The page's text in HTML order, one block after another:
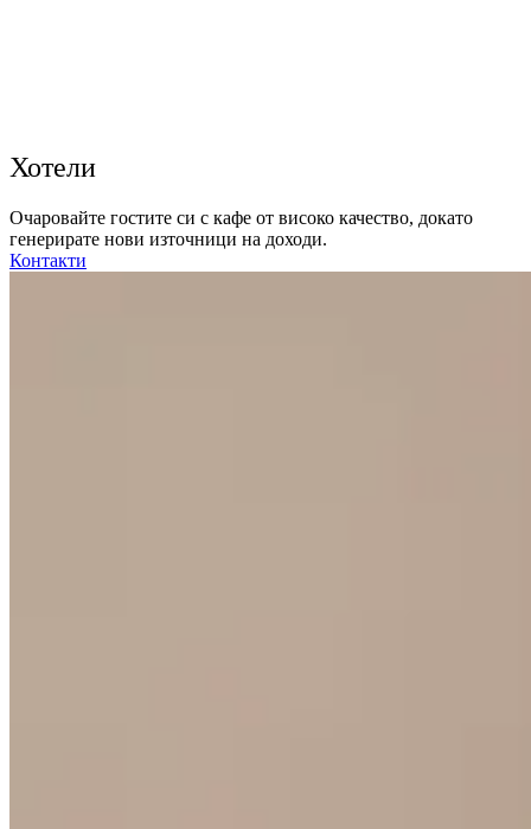
Хотели
Очаровайте гостите си с кафе от високо качество, докато
генерирате нови източници на доходи.
Контакти